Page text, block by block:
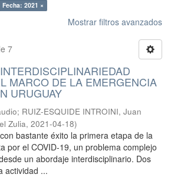
Fecha: 2021 ×
Mostrar filtros avanzados
7
MARCO DE LA EMERGENCIA
URUGUAY
; RUIZ-ESQUIDE INTROINI, Juan
Zulia, 2021-04-18)
bastante éxito la primera etapa de la
por el COVID-19, un problema complejo
un abordaje interdisciplinario. Dos
actividad ...